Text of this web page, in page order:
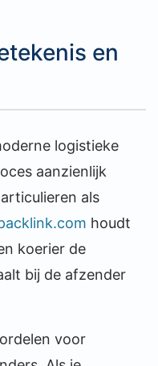
en
logistieke
aanzienlijk
als
houdt
koerier de
bij de afzender
voor